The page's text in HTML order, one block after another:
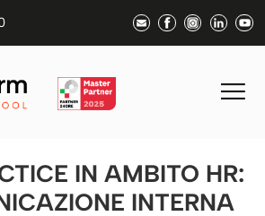
IN AMBITO HR:
INTERNA